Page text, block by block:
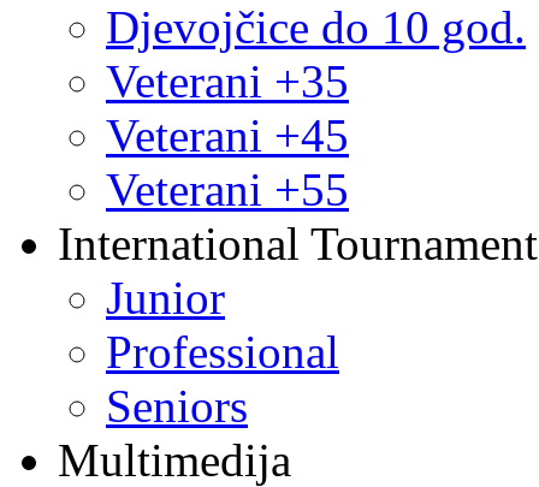
Djevojčice do 10 god.
Veterani +35
Veterani +45
Veterani +55
International
Junior
Professional
Seniors
Multimedija